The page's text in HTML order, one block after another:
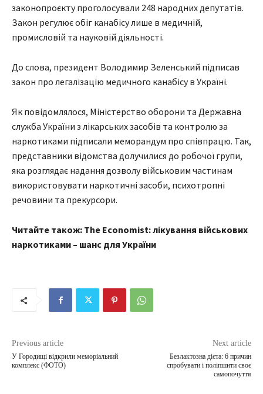
законопроєкту проголосували 248 народних депутатів.
Закон регулює обіг канабісу лише в медичній,
промисловій та науковій діяльності.
До слова, президент Володимир Зеленський підписав
закон про легалізацію медичного канабісу в Україні.
Як повідомлялося, Міністерство оборони та Державна
служба України з лікарських засобів та контролю за
наркотиками підписали меморандум про співпрацю. Так,
представники відомства долучилися до робочої групи,
яка розглядає надання дозволу військовим частинам
використовувати наркотичні засоби, психотропні
речовини та прекурсори.
Читайте також: The Economist: лікування військових
наркотиками – шанс для України
Previous article
У Городищі відкрили меморіальний
комплекс (ФОТО)
Next article
Безлактозна дієта: 6 причин
спробувати і поліпшити своє
самопочуття